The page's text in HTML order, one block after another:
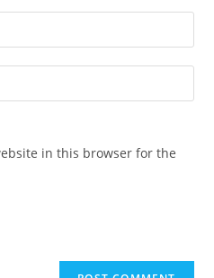
in this browser for the